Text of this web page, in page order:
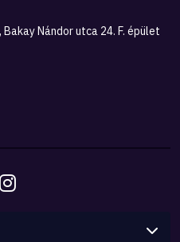
Nándor utca 24. F. épület